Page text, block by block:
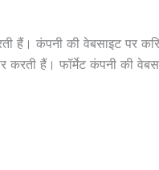
हैं। कंपनी की वेबसाइट पर
हैं। फॉर्मेट कंपनी की